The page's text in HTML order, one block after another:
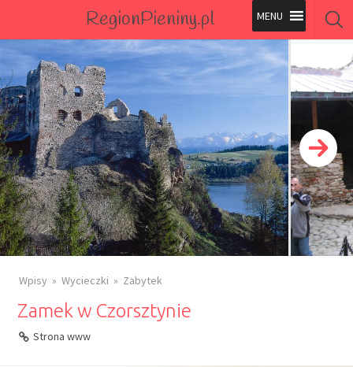
RegionPieniny.pl
Polecane Przez Nas
Wszystkie Obiekty
Wszystkie Obiekty
Wpisy Wycieczki Zabytek
Zamek w Czorsztynie
Strona www